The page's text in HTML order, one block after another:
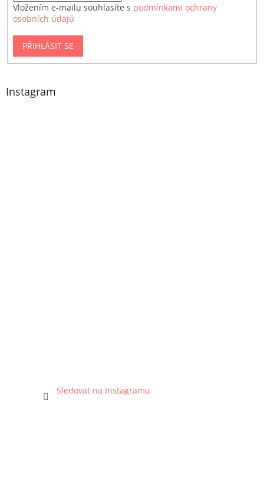
Vložením e-mailu souhlasíte s podmínkami ochrany
osobních údajů
PŘIHLÁSIT SE
Instagram
Sledovat na Instagramu